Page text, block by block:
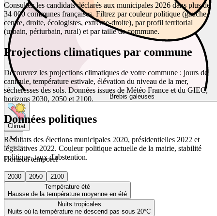
Brebis galeuses
Climat
Horizon temporel
2030 2050
2100
Température été
Hausse de la température moyenne en été
Nuits tropicales
Nuits où la température ne descend pas sous 20°C
Consultez les candidats déclarés aux municipales 2026 dans plus de
34 000 communes françaises. Filtrez par couleur politique (gauche,
centre, droite, écologistes, extrême-droite), par profil territorial
(urbain, périurbain, rural) et par taille de commune.
Projections climatiques par commune
Découvrez les projections climatiques de votre commune : jours de
canicule, température estivale, élévation du niveau de la mer,
sécheresses des sols. Données issues de Météo France et du GIEC,
horizons 2030, 2050 et 2100.
Données politiques
Résultats des élections municipales 2020, présidentielles 2022 et
législatives 2022. Couleur politique actuelle de la mairie, stabilité
politique, taux d'abstention.